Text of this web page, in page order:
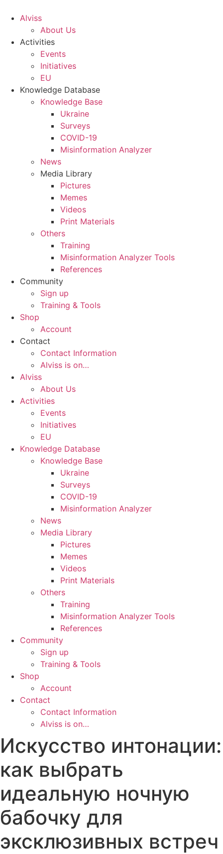
Alviss
About Us
Activities
Events
Initiatives
EU
Knowledge Database
Knowledge Base
Ukraine
Surveys
COVID-19
Misinformation Analyzer
News
Media Library
Pictures
Memes
Videos
Print Materials
Others
Training
Misinformation Analyzer Tools
References
Community
Sign up
Training & Tools
Shop
Account
Contact
Contact Information
Alviss is on…
Alviss
About Us
Activities
Events
Initiatives
EU
Knowledge Database
Knowledge Base
Ukraine
Surveys
COVID-19
Misinformation Analyzer
News
Media Library
Pictures
Memes
Videos
Print Materials
Others
Training
Misinformation Analyzer Tools
References
Community
Sign up
Training & Tools
Shop
Account
Contact
Contact Information
Alviss is on…
Искусство интонации:
как выбрать
идеальную ночную
бабочку для
эксклюзивных встреч